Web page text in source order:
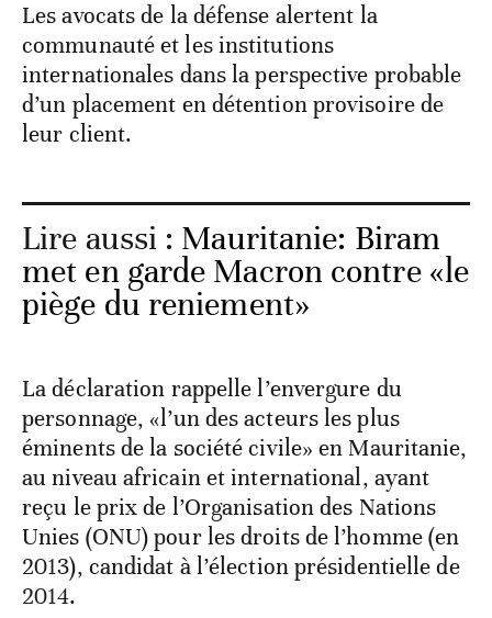
Les avocats de la défense alertent la
communauté et les institutions
internationales dans la perspective probable
d’un placement en détention provisoire de
leur client.
Lire aussi : Mauritanie: Biram
met en garde Macron contre «le
piège du reniement»
La déclaration rappelle l’envergure du
personnage, «l’un des acteurs les plus
éminents de la société civile» en Mauritanie,
au niveau africain et international, ayant
reçu le prix de l’Organisation des Nations
Unies (ONU) pour les droits de l’homme (en
2013), candidat à l’élection présidentielle de
2014.